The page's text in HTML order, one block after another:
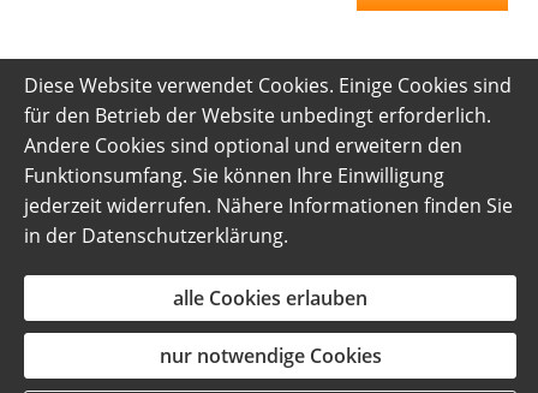
Diese Website verwendet Cookies. Einige Cookies sind
für den Betrieb der Website unbedingt erforderlich.
Andere Cookies sind optional und erweitern den
Funktionsumfang. Sie können Ihre Einwilligung
jederzeit widerrufen. Nähere Informationen finden Sie
in der Datenschutzerklärung.
alle Cookies erlauben
nur notwendige Cookies